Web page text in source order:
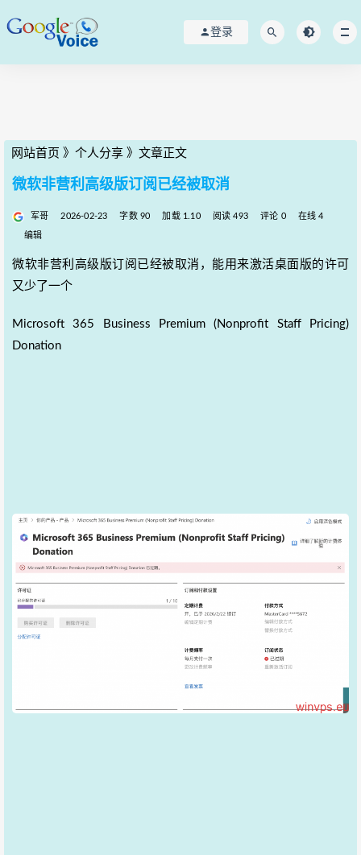
登录
网站首页 》 个人分享 》 文章正文
微软非营利高级版订阅已经被取消
军哥 2026-02-23 字数 90 加载 1.10 阅读 493 评论 0 在线 4
编辑
微软非营利高级版订阅已经被取消，能用来激活桌面版的许可
又少了一个
Microsoft 365 Business Premium (Nonprofit Staff Pricing)
Donation